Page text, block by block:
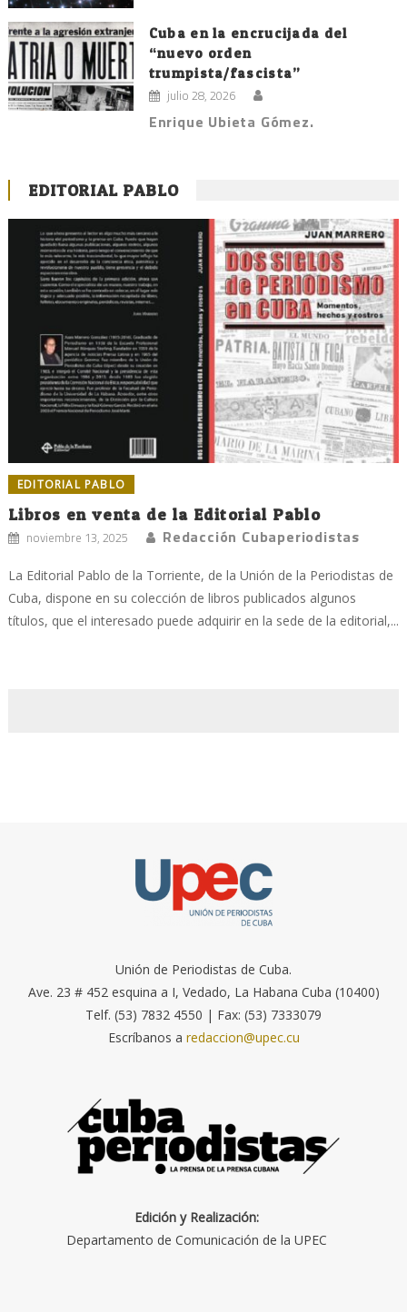
Cuba en la encrucijada del
“nuevo orden
trumpista/fascista”
julio 28, 2026
Enrique Ubieta Gómez.
EDITORIAL PABLO
EDITORIAL PABLO
Libros en venta de la Editorial Pablo
noviembre 13, 2025 Redacción Cubaperiodistas
La Editorial Pablo de la Torriente, de la Unión de la Periodistas de
Cuba, dispone en su colección de libros publicados algunos
títulos, que el interesado puede adquirir en la sede de la editorial,...
Unión de Periodistas de Cuba.
Ave. 23 # 452 esquina a I, Vedado, La Habana Cuba (10400)
Telf. (53) 7832 4550 | Fax: (53) 7333079
Escríbanos a redaccion@upec.cu
Edición y Realización:
Departamento de Comunicación de la UPEC